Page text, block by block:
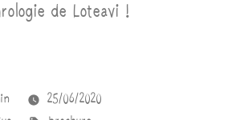
de Loteavi !
25/06/2020